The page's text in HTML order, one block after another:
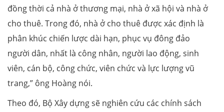
đồng thời cả nhà ở thương mại, nhà ở xã hội và nhà ở
cho thuê. Trong đó, nhà ở cho thuê được xác định là
phân khúc chiến lược dài hạn, phục vụ đông đảo
người dân, nhất là công nhân, người lao động, sinh
viên, cán bộ, công chức, viên chức và lực lượng vũ
trang,” ông Hoàng nói.
Theo đó, Bộ Xây dựng sẽ nghiên cứu các chính sách